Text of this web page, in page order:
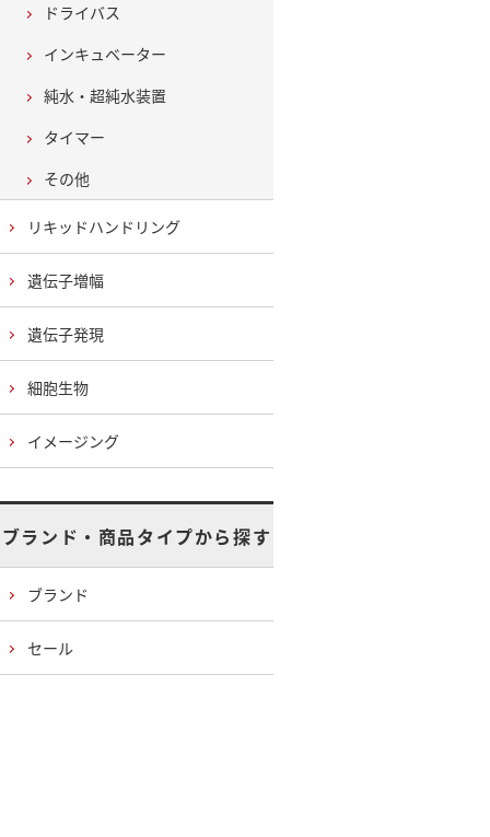
ドライバス
インキュベーター
純水・超純水装置
タイマー
その他
リキッドハンドリング
遺伝子増幅
遺伝子発現
細胞生物
イメージング
ブランド・商品タイプから探す
ブランド
セール